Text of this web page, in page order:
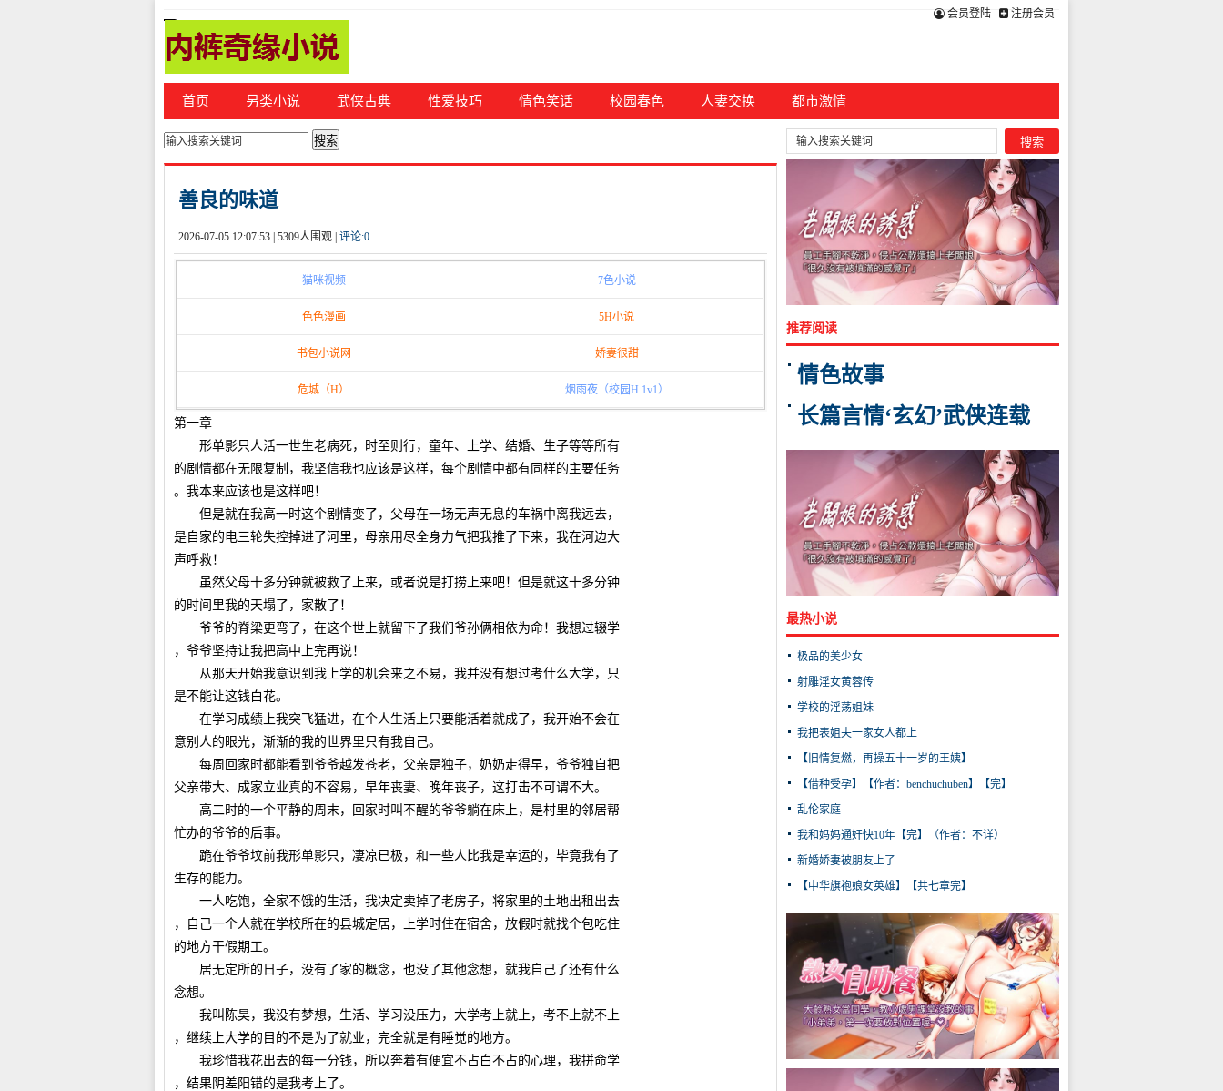
会员登陆 注册会员
首页 另类小说 武侠古典 性爱技巧 情色笑话 校园春色 人妻交换 都市激情
你的位置： 首页>都市激情
善良的味道
2026-07-05 12:07:53 | 5309人围观 | 评论:0
猫咪视频 7色小说
色色漫画 5H小说
书包小说网 娇妻很甜
危城（H） 烟雨夜（校园H 1v1）
第一章
形单影只人活一世生老病死，时至则行，童年、上学、结婚、生子等等所有
的剧情都在无限复制，我坚信我也应该是这样，每个剧情中都有同样的主要任务
。我本来应该也是这样吧！
但是就在我高一时这个剧情变了，父母在一场无声无息的车祸中离我远去，
是自家的电三轮失控掉进了河里，母亲用尽全身力气把我推了下来，我在河边大
声呼救！
虽然父母十多分钟就被救了上来，或者说是打捞上来吧！但是就这十多分钟
的时间里我的天塌了，家散了！
爷爷的脊梁更弯了，在这个世上就留下了我们爷孙俩相依为命！我想过辍学
，爷爷坚持让我把高中上完再说！
从那天开始我意识到我上学的机会来之不易，我并没有想过考什么大学，只
是不能让这钱白花。
在学习成绩上我突飞猛进，在个人生活上只要能活着就成了，我开始不会在
意别人的眼光，渐渐的我的世界里只有我自己。
每周回家时都能看到爷爷越发苍老，父亲是独子，奶奶走得早，爷爷独自把
父亲带大、成家立业真的不容易，早年丧妻、晚年丧子，这打击不可谓不大。
高二时的一个平静的周末，回家时叫不醒的爷爷躺在床上，是村里的邻居帮
忙办的爷爷的后事。
跪在爷爷坟前我形单影只，凄凉已极，和一些人比我是幸运的，毕竟我有了
生存的能力。
一人吃饱，全家不饿的生活，我决定卖掉了老房子，将家里的土地出租出去
，自己一个人就在学校所在的县城定居，上学时住在宿舍，放假时就找个包吃住
的地方干假期工。
居无定所的日子，没有了家的概念，也没了其他念想，就我自己了还有什么
念想。
我叫陈昊，我没有梦想，生活、学习没压力，大学考上就上，考不上就不上
，继续上大学的目的不是为了就业，完全就是有睡觉的地方。
我珍惜我花出去的每一分钱，所以奔着有便宜不占白不占的心理，我拼命学
，结果阴差阳错的是我考上了。
推荐阅读
情色故事
长篇言情‘玄幻’武侠连载
最热小说
极品的美少女
射雕淫女黄蓉传
学校的淫荡姐妹
我把表姐夫一家女人都上
【旧情复燃，再操五十一岁的王姨】
【借种受孕】【作者：benchuchuben】【完】
乱伦家庭
我和妈妈通奸快10年【完】（作者：不详）
新婚娇妻被朋友上了
【中华旗袍娘女英雄】【共七章完】